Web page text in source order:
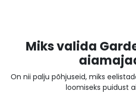
Miks valida
On nii palju põhjuseid, miks
loomiseks puidust